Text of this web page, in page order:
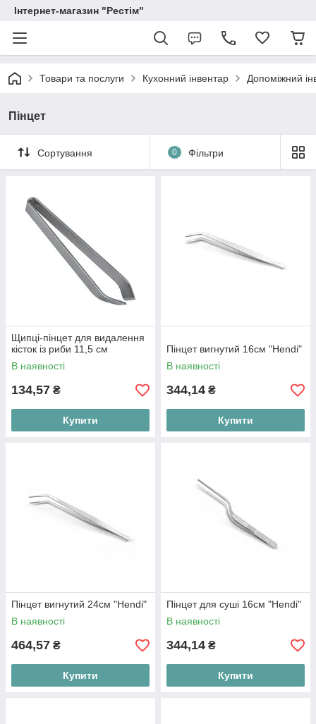
Інтернет-магазин "Рестім"
Товари та послуги Кухонний інвентар Допоміжний
Пінцет
Сортування 0 Фільтри
Щипці-пінцет для видалення
кісток із риби 11,5 см
В наявності
134,57 ₴
Купити
Пінцет вигнутий 16см "Hendi"
В наявності
344,14 ₴
Купити
Пінцет вигнутий 24см "Hendi"
В наявності
464,57 ₴
Купити
Пінцет для суші 16см "Hendi"
В наявності
344,14 ₴
Купити